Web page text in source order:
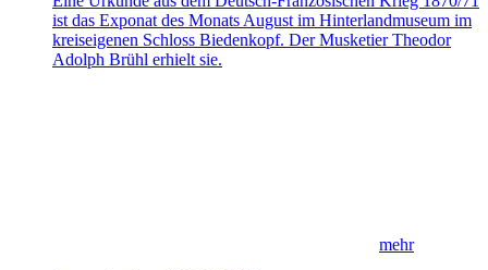
ist das Exponat des Monats August im Hinterlandmuseum im
kreiseigenen Schloss Biedenkopf. Der Musketier Theodor
Adolph Brühl erhielt sie.
mehr